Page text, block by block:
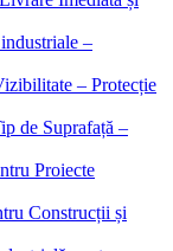
–
– Protecție
de Suprafață –
Proiecte
Construcții și